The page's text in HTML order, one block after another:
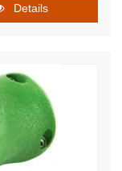
Details